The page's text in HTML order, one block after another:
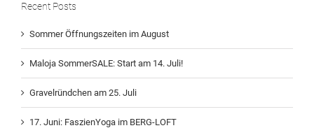
Recent Posts
Sommer Öffnungszeiten im August
Maloja SommerSALE: Start am 14. Juli!
Gravelründchen am 25. Juli
17. Juni: FaszienYoga im BERG-LOFT